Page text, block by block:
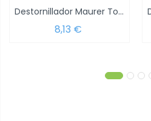
Destornillador Maurer Torx Inviolable 6 x...
8,13 €